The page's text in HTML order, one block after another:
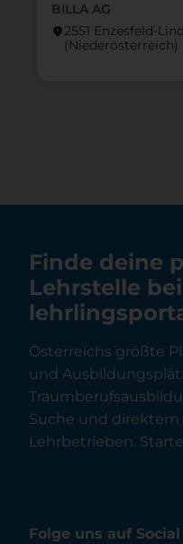
BILLA AG
location_on2551 Enzesfeld-
(Nieder­österreich)
Finde deine
Lehrstelle bei
Österreichs größte
und
Suche und direktem
Lehrbetrieben.
Folge uns auf